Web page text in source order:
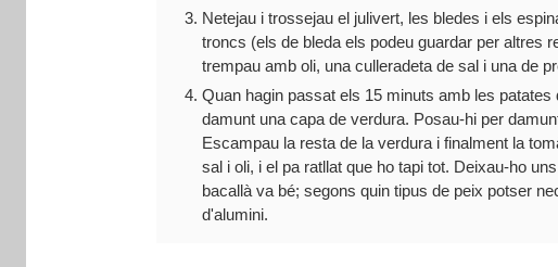
Netejau i trossejau el julivert, les bledes i els
troncs (els de bleda els podeu guardar per altres
trempau amb oli, una culleradeta de sal i una de
Quan hagin passat els 15 minuts amb les
damunt una capa de verdura. Posau-hi per
Escampau la resta de la verdura i finalment la
sal i oli, i el pa ratllat que ho tapi tot. Deixau-ho
bacallà va bé; segons quin tipus de peix potser
d'alumini.